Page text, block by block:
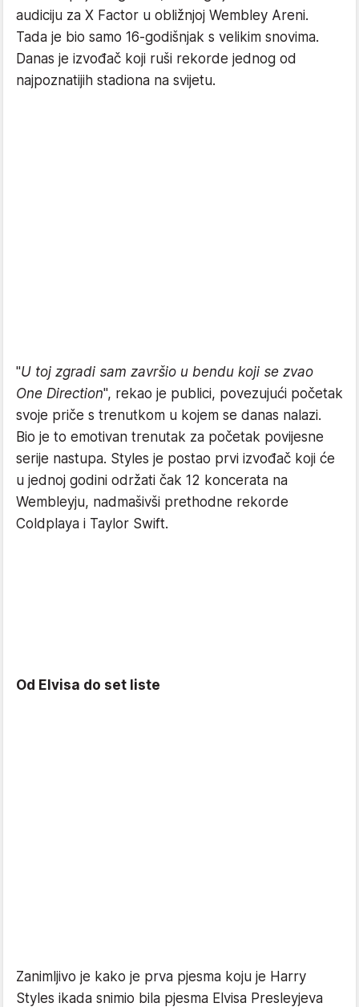
audiciju za X Factor u obližnjoj Wembley Areni.
Tada je bio samo 16-godišnjak s velikim snovima.
Danas je izvođač koji ruši rekorde jednog od
najpoznatijih stadiona na svijetu.
"U toj zgradi sam završio u bendu koji se zvao
One Direction", rekao je publici, povezujući početak
svoje priče s trenutkom u kojem se danas nalazi.
Bio je to emotivan trenutak za početak povijesne
serije nastupa. Styles je postao prvi izvođač koji će
u jednoj godini održati čak 12 koncerata na
Wembleyju, nadmašivši prethodne rekorde
Coldplaya i Taylor Swift.
Od Elvisa do set liste
Zanimljivo je kako je prva pjesma koju je Harry
Styles ikada snimio bila pjesma Elvisa Presleyjeva